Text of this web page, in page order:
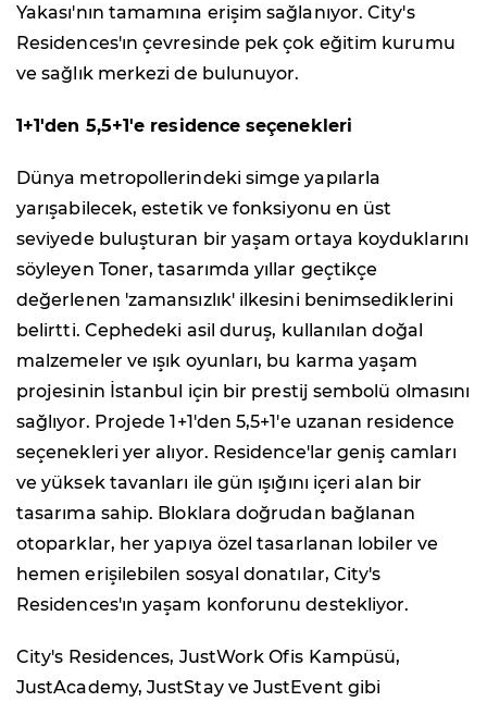
Yakası'nın tamamına erişim sağlanıyor. City's
Residences'ın çevresinde pek çok eğitim kurumu
ve sağlık merkezi de bulunuyor.
1+1'den 5,5+1'e residence seçenekleri
Dünya metropollerindeki simge yapılarla
yarışabilecek, estetik ve fonksiyonu en üst
seviyede buluşturan bir yaşam ortaya koyduklarını
söyleyen Toner, tasarımda yıllar geçtikçe
değerlenen 'zamansızlık' ilkesini benimsediklerini
belirtti. Cephedeki asil duruş, kullanılan doğal
malzemeler ve ışık oyunları, bu karma yaşam
projesinin İstanbul için bir prestij sembolü olmasını
sağlıyor. Projede 1+1'den 5,5+1'e uzanan residence
seçenekleri yer alıyor. Residence'lar geniş camları
ve yüksek tavanları ile gün ışığını içeri alan bir
tasarıma sahip. Bloklara doğrudan bağlanan
otoparklar, her yapıya özel tasarlanan lobiler ve
hemen erişilebilen sosyal donatılar, City's
Residences'ın yaşam konforunu destekliyor.
City's Residences, JustWork Ofis Kampüsü,
JustAcademy, JustStay ve JustEvent gibi